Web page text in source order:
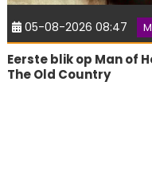
05-08-2026 08:47
Eerste blik op Man of
The Old Country